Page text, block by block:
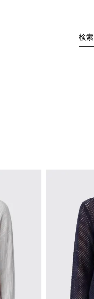
検索